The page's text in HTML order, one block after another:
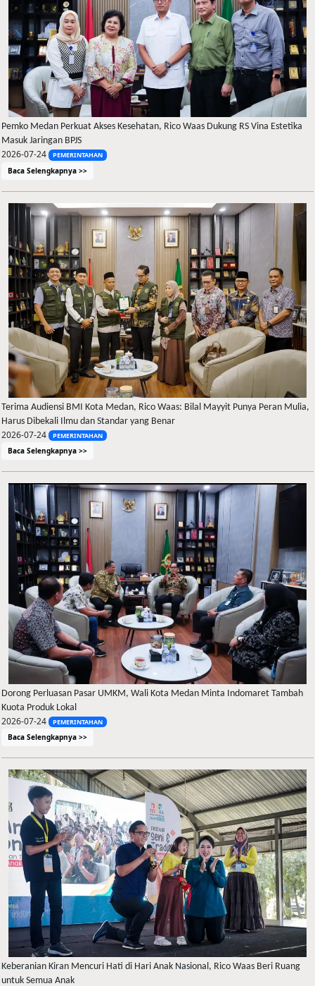
Pemko Medan Perkuat Akses Kesehatan, Rico Waas Dukung RS Vina Estetika
Masuk Jaringan BPJS
2026-07-24 PEMERINTAHAN
Baca Selengkapnya >>
Terima Audiensi BMI Kota Medan, Rico Waas: Bilal Mayyit Punya Peran Mulia,
Harus Dibekali Ilmu dan Standar yang Benar
2026-07-24 PEMERINTAHAN
Baca Selengkapnya >>
Dorong Perluasan Pasar UMKM, Wali Kota Medan Minta Indomaret Tambah
Kuota Produk Lokal
2026-07-24 PEMERINTAHAN
Baca Selengkapnya >>
Keberanian Kiran Mencuri Hati di Hari Anak Nasional, Rico Waas Beri Ruang
untuk Semua Anak